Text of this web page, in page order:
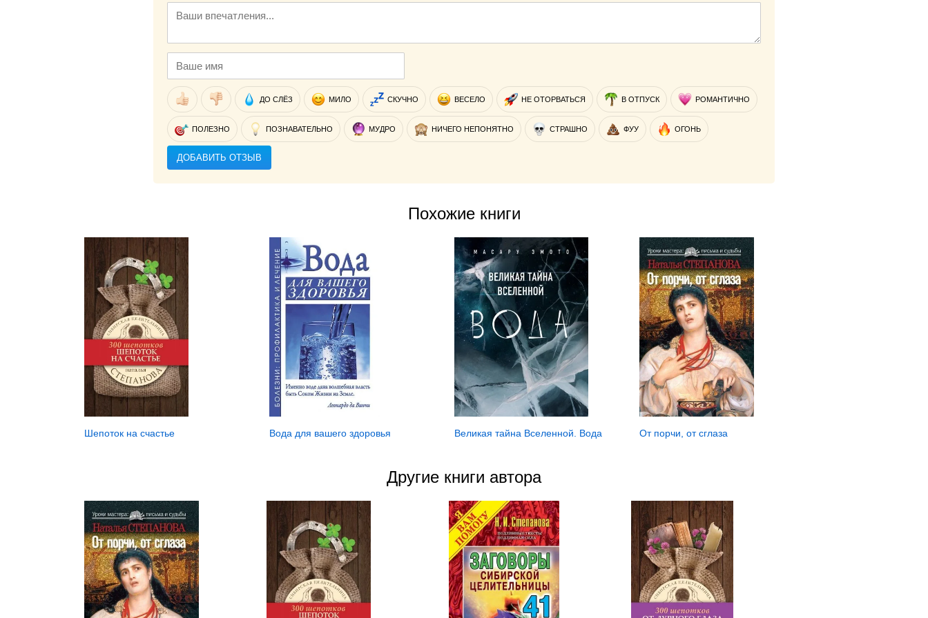
ДО СЛЁЗ МИЛО СКУЧНО ВЕСЕЛО НЕ ОТОРВАТЬСЯ В ОТПУСК РОМАНТИЧНО
ПОЛЕЗНО ПОЗНАВАТЕЛЬНО МУДРО НИЧЕГО НЕПОНЯТНО СТРАШНО ФУУ ОГОНЬ
ДОБАВИТЬ ОТЗЫВ
Похожие книги
Шепоток на счастье Вода для вашего здоровья Великая тайна Вселенной. Вода От порчи, от сглаза
Другие книги автора